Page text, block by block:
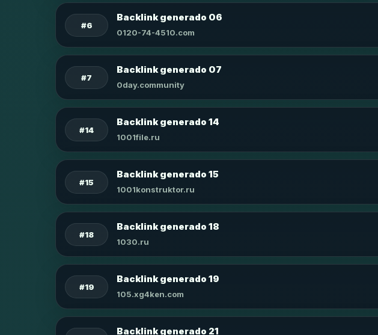
#6
Backlink generado 06
0120-74-4510.com
#7
Backlink generado 07
0day.community
#14
Backlink generado 14
1001file.ru
#15
Backlink generado 15
1001konstruktor.ru
#18
Backlink generado 18
1030.ru
#19
Backlink generado 19
105.xg4ken.com
Backlink generado 21